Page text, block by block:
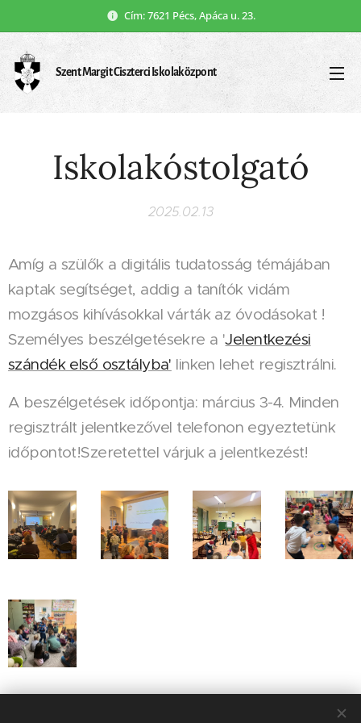
Cím: 7621 Pécs, Apáca u. 23.
Szent Margit Ciszterci Iskolaközpont
Iskolakóstolgató
2025.02.13
Amíg a szülők a digitális tudatosság témájában
kaptak segítséget, addig a tanítók vidám
mozgásos kihívásokkal várták az óvodásokat !
Személyes beszélgetésekre a 'Jelentkezési
szándék első osztályba' linken lehet regisztrálni.
A beszélgetések időpontja: március 3-4. Minden
regisztrált jelentkezővel telefonon egyeztetünk
időpontot!Szeretettel várjuk a jelentkezést!